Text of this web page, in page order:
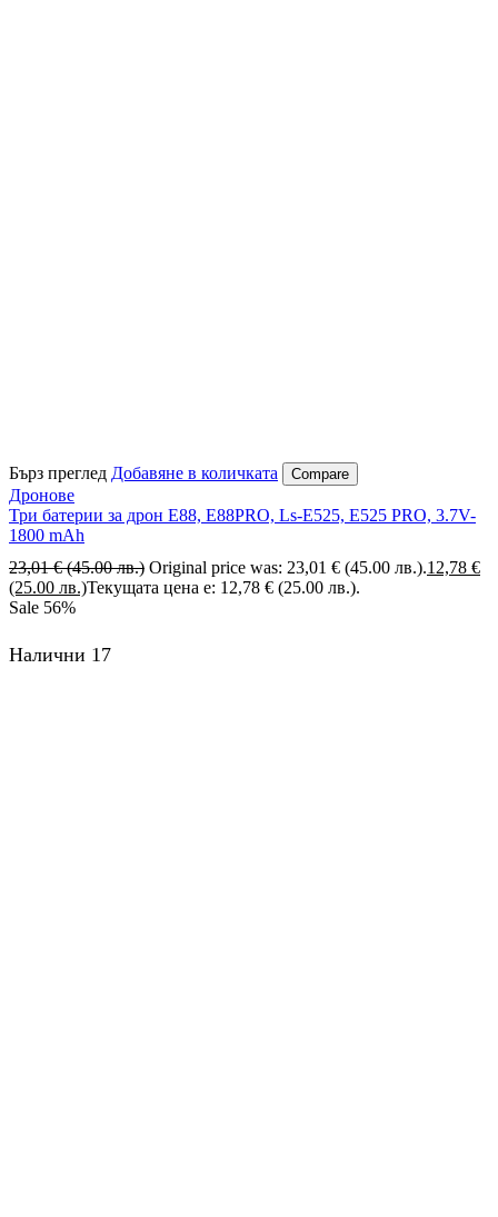
Бърз преглед Добавяне в количката Compare
Дронове
Три батерии за дрон E88, E88PRO, Ls-E525, E525 PRO, 3.7V-
1800 mAh
23,01€ (45.00 лв.) Original price was: 23,01 € (45.00 лв.).12,78 €
(25.00 лв.)Текущата цена е: 12,78 € (25.00 лв.).
Sale 56%
Налични 17